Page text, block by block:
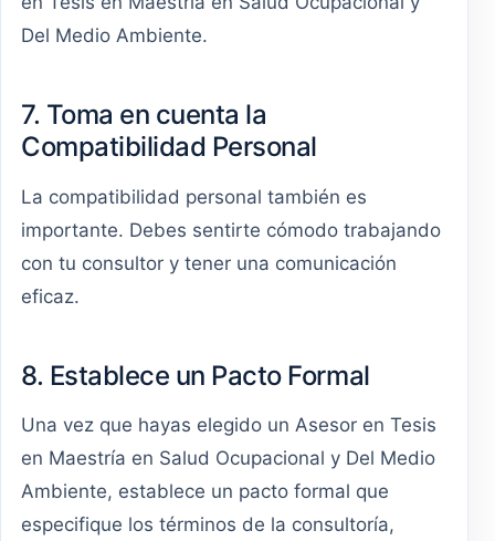
Del Medio Ambiente.
7. Toma en cuenta la
Compatibilidad Personal
La compatibilidad personal también es
importante. Debes sentirte cómodo trabajando
con tu consultor y tener una comunicación
eficaz.
8. Establece un Pacto Formal
Una vez que hayas elegido un Asesor en Tesis
en Maestría en Salud Ocupacional y Del Medio
Ambiente, establece un pacto formal que
especifique los términos de la consultoría,